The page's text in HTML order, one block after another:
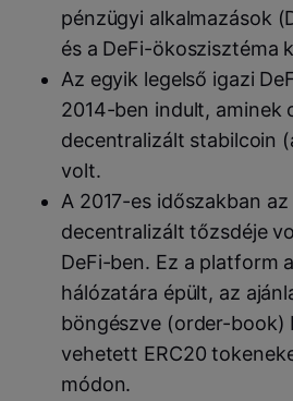
pénzügyi alkalmazások
és a DeFi-ökoszisztéma
Az egyik legelső igazi
2014-ben indult, aminek
decentralizált stabilcoin
volt.
A 2017-es időszakban
decentralizált tőzsdéje
DeFi-ben. Ez a platform
hálózatára épült, az
böngészve (order-book)
vehetett ERC20
módon.